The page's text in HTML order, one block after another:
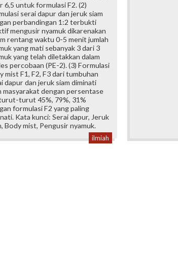
6,5 untuk formulasi F2. (2)
serai dapur dan jeruk siam
perbandingan 1:2 terbukti
mengusir nyamuk dikarenakan
rentang waktu 0-5 menit jumlah
yang mati sebanyak 3 dari 3
yang telah diletakkan dalam
percobaan (PE-2). (3) Formulasi
mist F1, F2, F3 dari tumbuhan
dapur dan jeruk siam diminati
masyarakat dengan persentase
turut 45%, 79%, 31%
formulasi F2 yang paling
Kata kunci: Serai dapur, Jeruk
Body mist, Pengusir nyamuk.
ilmiah